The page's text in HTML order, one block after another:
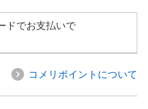
ドでお支払いで
コメリポイントについて